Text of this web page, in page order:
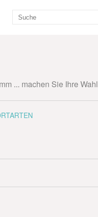
... machen Sie Ihre Wahl